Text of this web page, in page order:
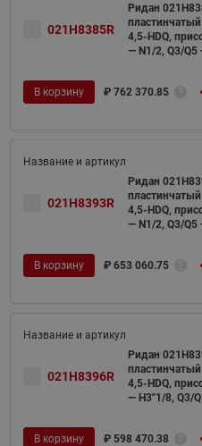
021H8385R
Ридан
4,5-HDQ,
— N1/2, Q3/Q5
В корзину ₽ 762 370.85
021H8393R
Ридан
4,5-HDQ,
— N1/2, Q3/Q5
В корзину ₽ 653 060.75
021H8396R
Ридан
4,5-HDQ,
— H3''1/8, Q3/
В корзину ₽ 598 470.38